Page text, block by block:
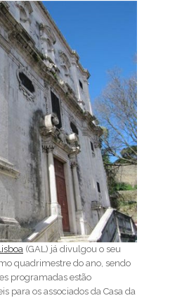
(GAL) já divulgou o seu
quadrimestre do ano, sendo
programadas estão
para os associados da Casa da